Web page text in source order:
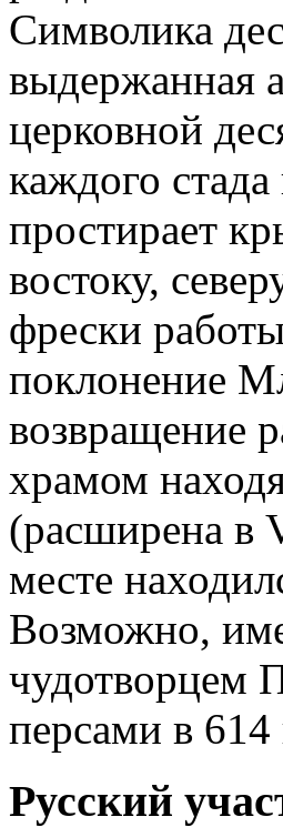
Символика
выдержанная
церковной
каждого
простирает
востоку,
фрески
поклонение
возвращение
храмом
(расширена в
месте
Возможно,
чудотворцем
персами в 614
Русский